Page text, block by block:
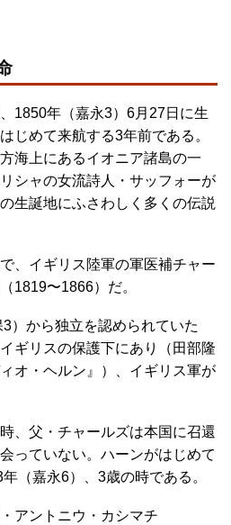
1850年（嘉永3）6月27日に生
じめて来航する3年前である。
海上にあるイオニア諸島の一
シャの女流詩人・サッフォーが
生誕地にふさわしく多くの伝説
、イギリス陸軍の軍医補チャー
1819〜1866）だ。
）から独立を認められていた
ギリスの保護下にあり（田部隆
オ・ヘルン』）、イギリス軍が
、父・チャールズは本国に召還
っていない。ハーンがはじめて
（嘉永6）、3歳の時である。
アントニウ・カシマチ